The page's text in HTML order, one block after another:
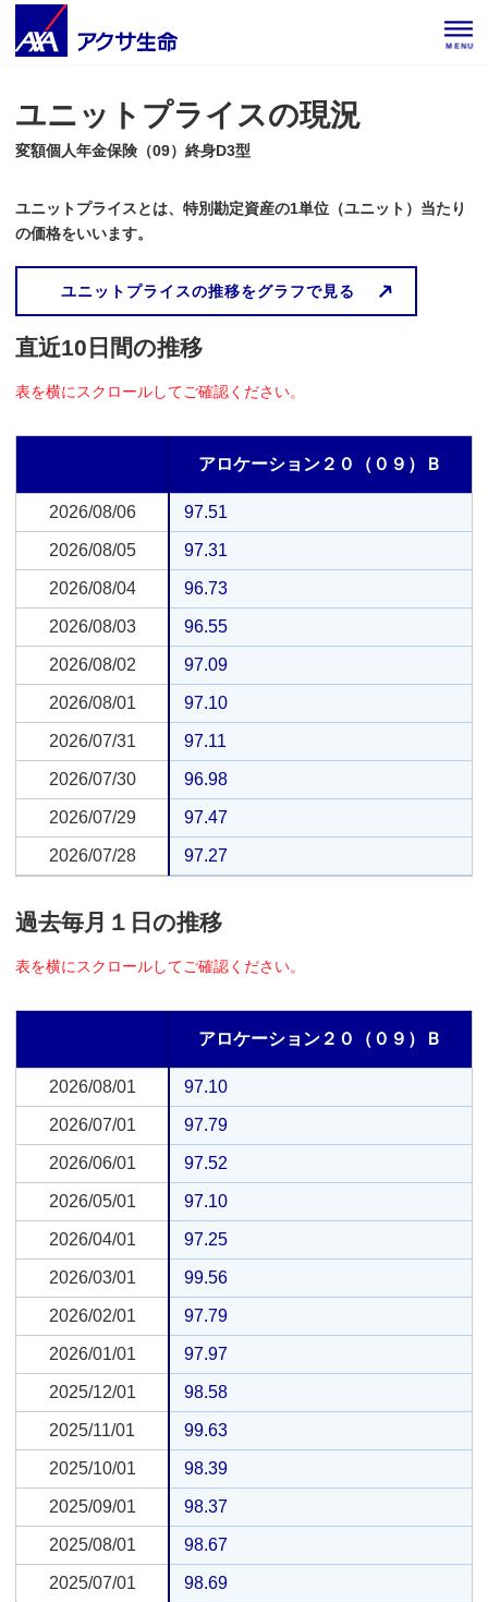
MENU
ユニットプライスの現況
変額個人年金保険（09）終身D3型
ユニットプライスとは、特別勘定資産の1単位（ユニット）当たり
の価格をいいます。
ユニットプライスの推移をグラフで見る
直近10日間の推移
表を横にスクロールしてご確認ください。
アロケーション２０（０９）Ｂ
2026/08/06 97.51
2026/08/05 97.31
2026/08/04 96.73
2026/08/03 96.55
2026/08/02 97.09
2026/08/01 97.10
2026/07/31 97.11
2026/07/30 96.98
2026/07/29 97.47
2026/07/28 97.27
2026/08/06
2026/08/05
2026/08/04
2026/08/03
2026/08/02
2026/08/01
2026/07/31
2026/07/30
2026/07/29
2026/07/28
過去毎月１日の推移
表を横にスクロールしてご確認ください。
アロケーション２０（０９）Ｂ
2026/08/01 97.10
2026/07/01 97.79
2026/06/01 97.52
2026/05/01 97.10
2026/04/01 97.25
2026/03/01 99.56
2026/02/01 97.79
2026/01/01 97.97
2025/12/01 98.58
2025/11/01 99.63
2025/10/01 98.39
2025/09/01 98.37
2025/08/01 98.67
2025/07/01 98.69
2026/08/01
2026/07/01
2026/06/01
2026/05/01
2026/04/01
2026/03/01
2026/02/01
2026/01/01
2025/12/01
2025/11/01
2025/10/01
2025/09/01
2025/08/01
2025/07/01